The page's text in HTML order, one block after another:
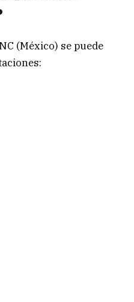
(México) se puede